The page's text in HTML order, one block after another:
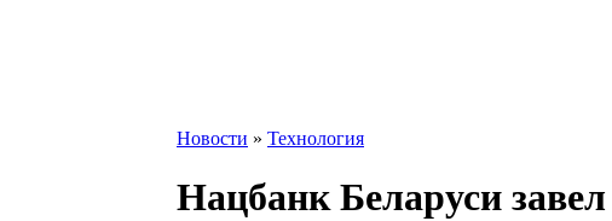
Новости » Технология
Нацбанк Беларуси